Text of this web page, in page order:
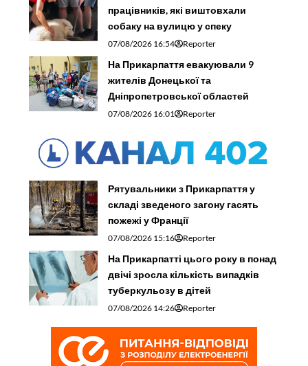
працівників, які виштовхали
собаку на вулицю у спеку
07/08/2026 16:54 Reporter
На Прикарпаття евакуювали 9
жителів Донецької та
Дніпропетровської областей
07/08/2026 16:01 Reporter
Рятувальники з Прикарпаття у
складі зведеного загону гасять
пожежі у Франції
07/08/2026 15:16 Reporter
На Прикарпатті цього року в понад
двічі зросла кількість випадків
туберкульозу в дітей
07/08/2026 14:26 Reporter